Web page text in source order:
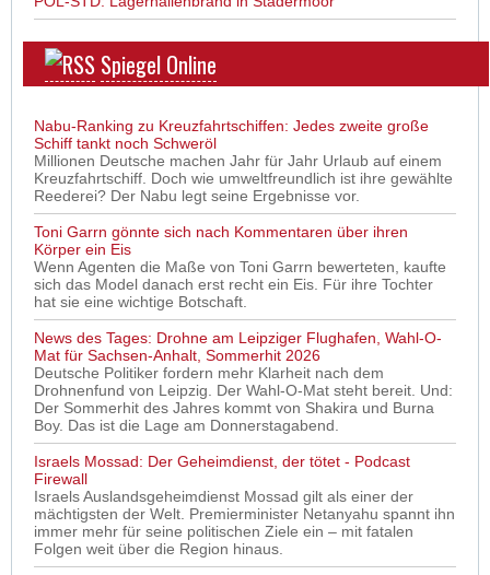
Spiegel Online
Nabu-Ranking zu Kreuzfahrtschiffen: Jedes zweite große
Schiff tankt noch Schweröl
Millionen Deutsche machen Jahr für Jahr Urlaub auf einem
Kreuzfahrtschiff. Doch wie umweltfreundlich ist ihre gewählte
Reederei? Der Nabu legt seine Ergebnisse vor.
Toni Garrn gönnte sich nach Kommentaren über ihren
Körper ein Eis
Wenn Agenten die Maße von Toni Garrn bewerteten, kaufte
sich das Model danach erst recht ein Eis. Für ihre Tochter
hat sie eine wichtige Botschaft.
News des Tages: Drohne am Leipziger Flughafen, Wahl-O-
Mat für Sachsen-Anhalt, Sommerhit 2026
Deutsche Politiker fordern mehr Klarheit nach dem
Drohnenfund von Leipzig. Der Wahl-O-Mat steht bereit. Und:
Der Sommerhit des Jahres kommt von Shakira und Burna
Boy. Das ist die Lage am Donnerstagabend.
Israels Mossad: Der Geheimdienst, der tötet - Podcast
Firewall
Israels Auslandsgeheimdienst Mossad gilt als einer der
mächtigsten der Welt. Premierminister Netanyahu spannt ihn
immer mehr für seine politischen Ziele ein – mit fatalen
Folgen weit über die Region hinaus.